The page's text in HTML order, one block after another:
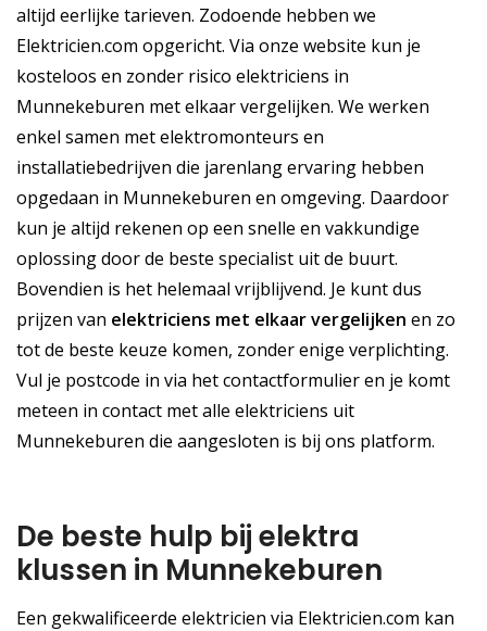
altijd eerlijke tarieven. Zodoende hebben we
Elektricien.com opgericht. Via onze website kun je
kosteloos en zonder risico elektriciens in
Munnekeburen met elkaar vergelijken. We werken
enkel samen met elektromonteurs en
installatiebedrijven die jarenlang ervaring hebben
opgedaan in Munnekeburen en omgeving. Daardoor
kun je altijd rekenen op een snelle en vakkundige
oplossing door de beste specialist uit de buurt.
Bovendien is het helemaal vrijblijvend. Je kunt dus
prijzen van elektriciens met elkaar vergelijken en zo
tot de beste keuze komen, zonder enige verplichting.
Vul je postcode in via het contactformulier en je komt
meteen in contact met alle elektriciens uit
Munnekeburen die aangesloten is bij ons platform.
De beste hulp bij elektra
klussen in Munnekeburen
Een gekwalificeerde elektricien via Elektricien.com kan